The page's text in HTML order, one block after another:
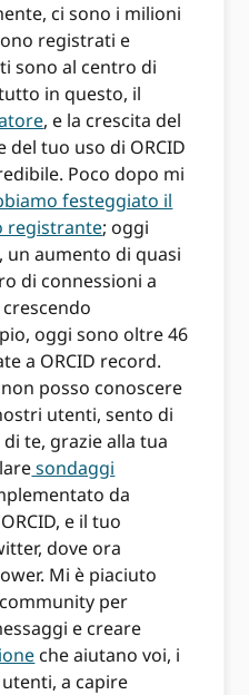
ci sono i milioni
registrati e
sono al centro di
in questo, il
, e la crescita del
tuo uso di ORCID
Poco dopo mi
festeggiato il
registrante; oggi
un aumento di quasi
di connessioni a
oggi sono oltre 46
a ORCID record.
posso conoscere
utenti, sento di
te, grazie alla tua
sondaggi
da
e il tuo
dove ora
Mi è piaciuto
per
e creare
che aiutano voi, i
a capire